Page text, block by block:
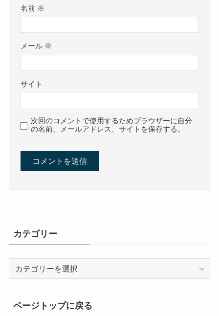
名前 ※
メール ※
サイト
次回のコメントで使用するためブラウザーに自分
の名前、メールアドレス、サイトを保存する。
カテゴリー
ページトップに戻る